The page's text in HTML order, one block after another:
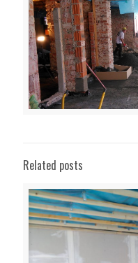
Related posts